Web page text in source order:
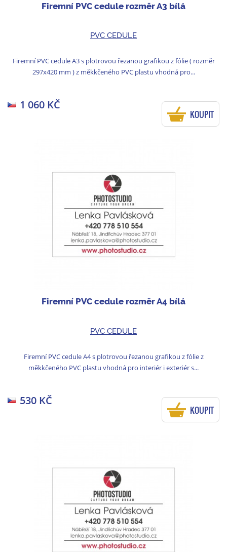
Firemní PVC cedule rozměr A3 bílá
PVC CEDULE
Firemní PVC cedule A3 s plotrovou řezanou grafikou z fólie ( rozměr
297x420 mm ) z měkkčeného PVC plastu vhodná pro...
1 060 KČ
KOUPIT
Firemní PVC cedule rozměr A4 bílá
PVC CEDULE
Firemní PVC cedule A4 s plotrovou řezanou grafikou z fólie z
měkkčeného PVC plastu vhodná pro interiér i exteriér s...
530 KČ
KOUPIT